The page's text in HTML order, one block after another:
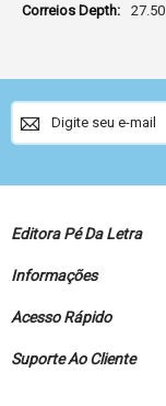
27.50
Sign
Up
for
Newsletter:
Editora Pé Da Letra
Informações
Acesso Rápido
Suporte Ao Cliente